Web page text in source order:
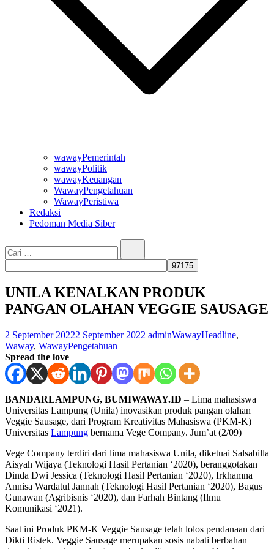
wawayPemerintah
wawayPolitik
wawayKeuangan
WawayPengetahuan
WawayPeristiwa
Redaksi
Pedoman Media Siber
UNILA KENALKAN PRODUK
PANGAN OLAHAN VEGGIE SAUSAGE
2 September 20222 September 2022 adminWawayHeadline,
Waway, WawayPengetahuan
Spread the love
BANDARLAMPUNG, BUMIWAWAY.ID – Lima mahasiswa
Universitas Lampung (Unila) inovasikan produk pangan olahan
Veggie Sausage, dari Program Kreativitas Mahasiswa (PKM-K)
Universitas Lampung bernama Vege Company. Jum’at (2/09)
Vege Company terdiri dari lima mahasiswa Unila, diketuai Salsabilla
Aisyah Wijaya (Teknologi Hasil Pertanian ‘2020), beranggotakan
Dinda Dwi Jessica (Teknologi Hasil Pertanian ‘2020), Irkhamna
Annisa Wardatul Jannah (Teknologi Hasil Pertanian ‘2020), Bagus
Gunawan (Agribisnis ‘2020), dan Farhah Bintang (Ilmu
Komunikasi ‘2021).
Saat ini Produk PKM-K Veggie Sausage telah lolos pendanaan dari
Dikti Ristek. Veggie Sausage merupakan sosis nabati berbahan